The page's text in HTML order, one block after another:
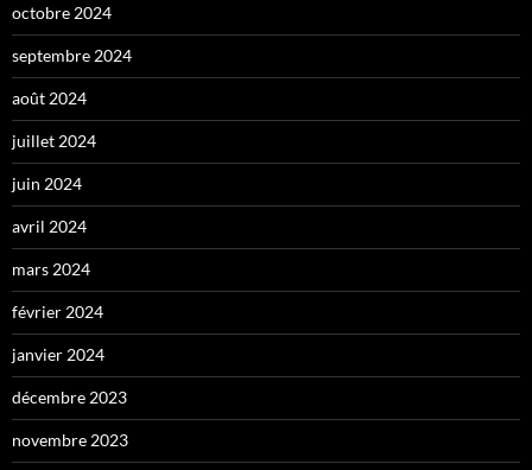
octobre 2024
septembre 2024
août 2024
juillet 2024
juin 2024
avril 2024
mars 2024
février 2024
janvier 2024
décembre 2023
novembre 2023